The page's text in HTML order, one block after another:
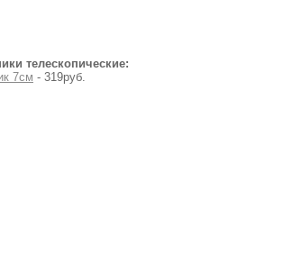
телескопические:
7см - 319руб.